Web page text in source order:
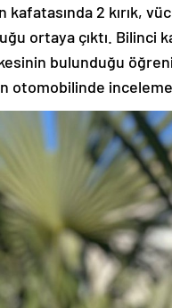
kafatasında 2 kırık,
ortaya çıktı. Bilinci
bulunduğu
otomobilinde